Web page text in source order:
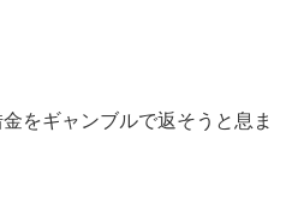
をギャンブルで返そうと息ま